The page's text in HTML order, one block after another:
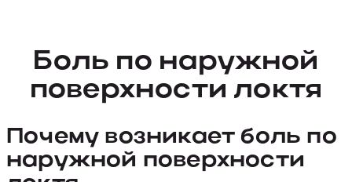
Боль по наружной
поверхности локтя
Почему возникает боль по
наружной поверхности